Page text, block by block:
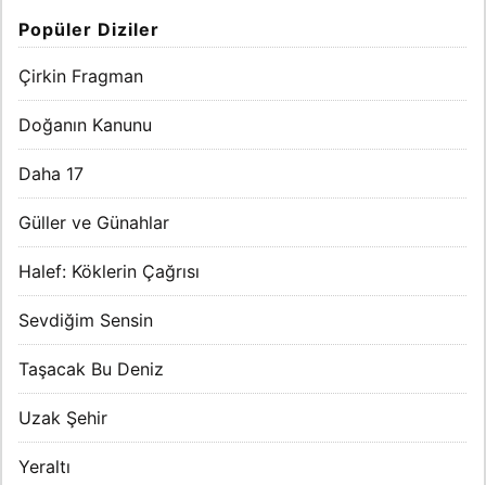
Popüler Diziler
Çirkin Fragman
Doğanın Kanunu
Daha 17
Güller ve Günahlar
Halef: Köklerin Çağrısı
Sevdiğim Sensin
Taşacak Bu Deniz
Uzak Şehir
Yeraltı